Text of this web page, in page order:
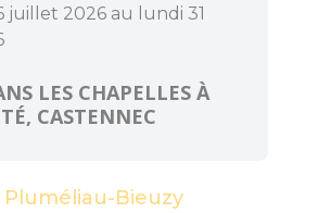
juillet 2026 au lundi 31
LES CHAPELLES À
CASTENNEC
Pluméliau-Bieuzy